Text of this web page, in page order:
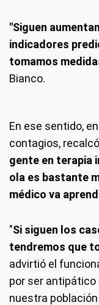
"Siguen
indicadores
tomamos
Bianco.
En ese sentido,
contagios,
gente en terapia
ola es bastante
médico va
"Si siguen los
tendremos que
advirtió el
por ser antipático
nuestra